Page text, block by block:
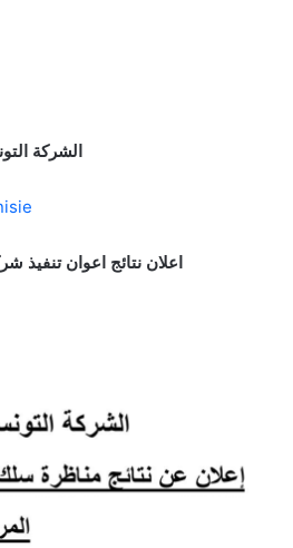
الشركة
اعلان نتائج اعوان تنفيذ